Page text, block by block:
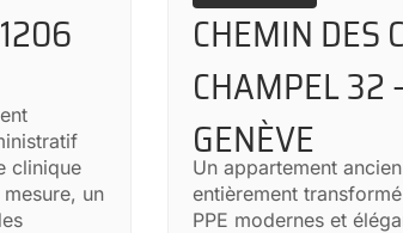
clinique
un
CHEMIN DES
CHAMPEL 32
GENÈVE
Un appartement
entièrement
PPE modernes et